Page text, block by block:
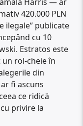
420.000 PLN
ilegale” publicate
cu 10
Estratos este
rol-cheie în
din
fi ascuns
ce ridică
privire la